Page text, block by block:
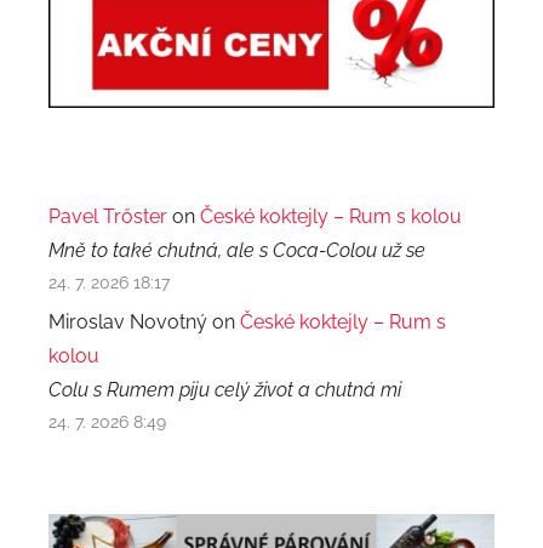
Pavel Trőster on České koktejly – Rum s kolou
Mně to také chutná, ale s Coca-Colou už se
24. 7. 2026 18:17
Miroslav Novotný on České koktejly – Rum s
kolou
Colu s Rumem piju celý život a chutná mi
24. 7. 2026 8:49